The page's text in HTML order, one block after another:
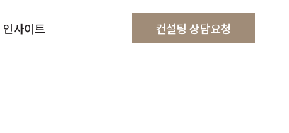
인사이트 컨설팅 상담요청